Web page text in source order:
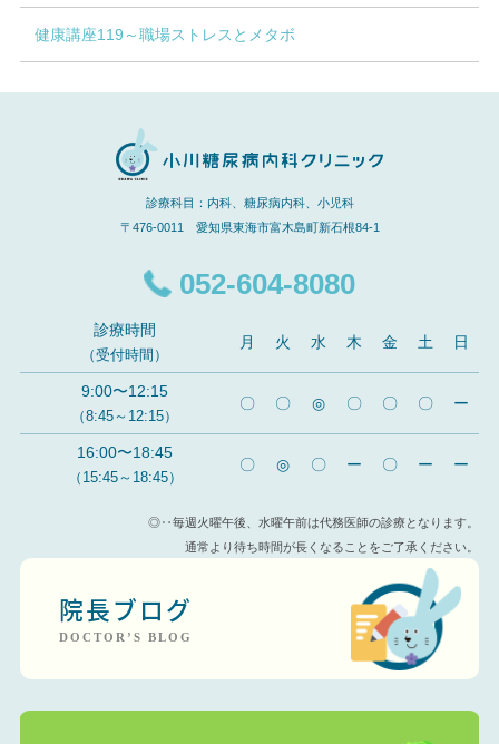
健康講座119～職場ストレスとメタボ
診療科目：内科、糖尿病内科、小児科
〒476-0011 愛知県東海市富木島町新石根84-1
052-604-8080
診療時間
（受付時間）
月 火 水 木 金 土 日
9:00〜12:15
（8:45～12:15）
〇 〇 ◎ 〇 〇 〇 ー
16:00〜18:45
（15:45～18:45）
〇 ◎ 〇 ー 〇 ー ー
◎‥毎週火曜午後、水曜午前は代務医師の診療となります。
通常より待ち時間が長くなることをご了承ください。
院長ブログ
DOCTOR’S BLOG